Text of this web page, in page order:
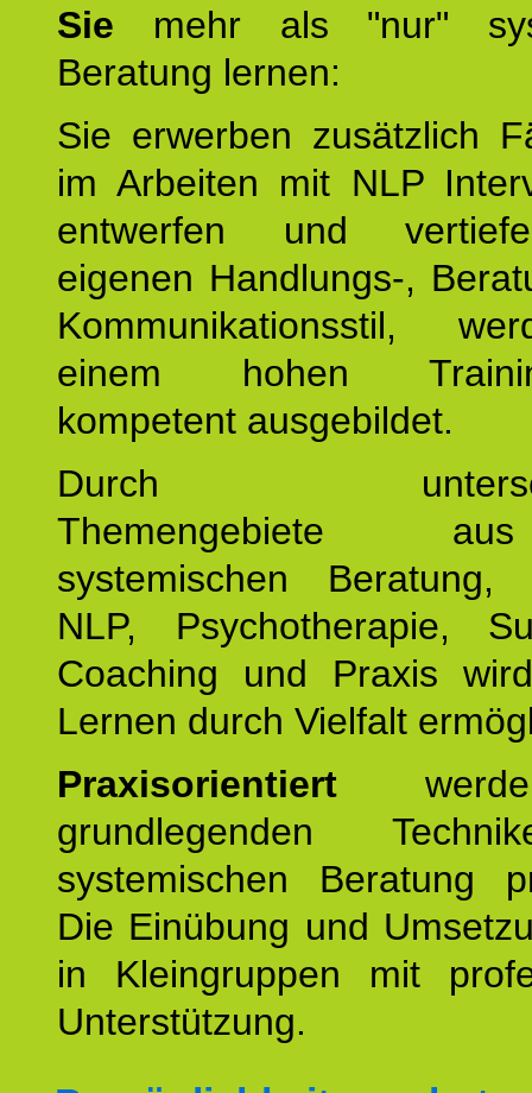
Sie mehr als "nur"
Beratung lernen:
Sie erwerben zusätzlich
im Arbeiten mit NLP
entwerfen und
eigenen Handlungs-,
Kommunikationsstil,
einem hohen
kompetent ausgebildet.
Durch
Themengebiete
systemischen Beratung,
NLP, Psychotherapie,
Coaching und Praxis
Lernen durch Vielfalt
Praxisorientiert
grundlegenden
systemischen Beratung
Die Einübung und
in Kleingruppen mit
Unterstützung.